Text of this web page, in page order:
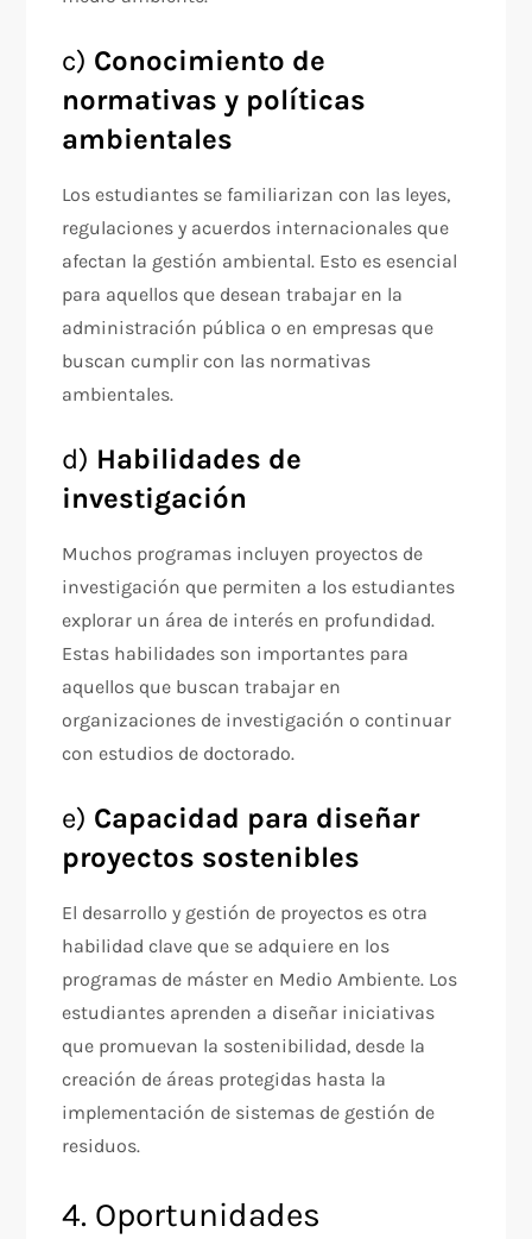
c) Conocimiento de
normativas y políticas
ambientales
Los estudiantes se familiarizan con las leyes,
regulaciones y acuerdos internacionales que
afectan la gestión ambiental. Esto es esencial
para aquellos que desean trabajar en la
administración pública o en empresas que
buscan cumplir con las normativas
ambientales.
d) Habilidades de
investigación
Muchos programas incluyen proyectos de
investigación que permiten a los estudiantes
explorar un área de interés en profundidad.
Estas habilidades son importantes para
aquellos que buscan trabajar en
organizaciones de investigación o continuar
con estudios de doctorado.
e) Capacidad para diseñar
proyectos sostenibles
El desarrollo y gestión de proyectos es otra
habilidad clave que se adquiere en los
programas de máster en Medio Ambiente. Los
estudiantes aprenden a diseñar iniciativas
que promuevan la sostenibilidad, desde la
creación de áreas protegidas hasta la
implementación de sistemas de gestión de
residuos.
4. Oportunidades